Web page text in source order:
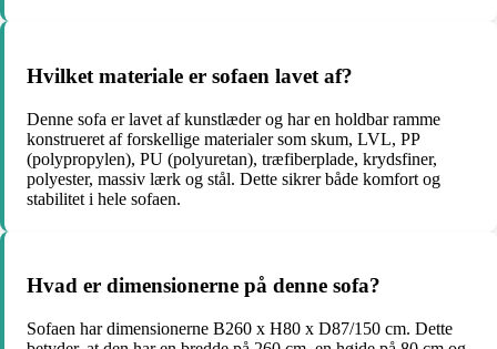
Hvilket materiale er sofaen lavet af?
Denne sofa er lavet af kunstlæder og har en holdbar ramme
konstrueret af forskellige materialer som skum, LVL, PP
(polypropylen), PU (polyuretan), træfiberplade, krydsfiner,
polyester, massiv lærk og stål. Dette sikrer både komfort og
stabilitet i hele sofaen.
Hvad er dimensionerne på denne sofa?
Sofaen har dimensionerne B260 x H80 x D87/150 cm. Dette